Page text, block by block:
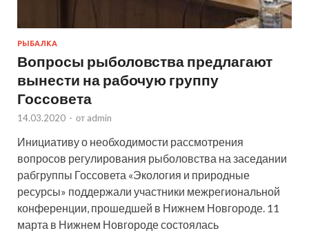
РЫБАЛКА
Вопросы рыболовства предлагают
вынести на рабочую группу
Госсовета
14.03.2020 - от admin
Инициативу о необходимости рассмотрения
вопросов регулирования рыболовства на заседании
рабгруппы Госсовета «Экология и природные
ресурсы» поддержали участники межрегиональной
конференции, прошедшей в Нижнем Новгороде. 11
марта в Нижнем Новгороде состоялась